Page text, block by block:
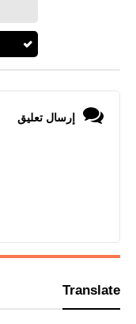
إرسال تعليق
Translate